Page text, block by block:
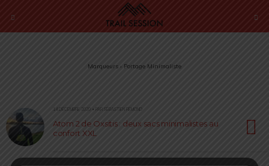
Marqueurs › Portage Minimaliste
14 DÉCEMBRE 2020 • PAR SÉBASTIEN RÉMOND
Atom 2 de Oxsitis : deux sacs minimalistes au
confort XXL